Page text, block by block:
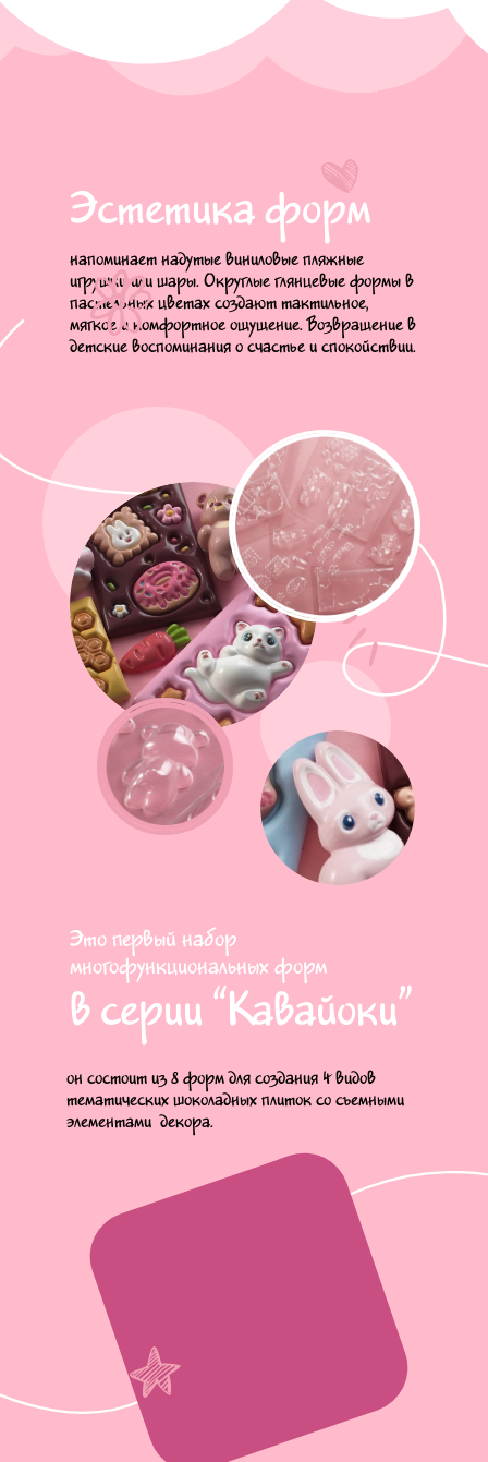
Эстетика форм
напоминает надутые виниловые пляжные
игрушки или шары. Округлые глянцевые формы в
пастельных цветах создают тактильное,
мягкое и комфортное ощущение. Возвращение в
детские воспоминания о счастье и спокойствии.
Это первый набор
многофункциональных форм
в серии “Кавайоки”
он состоит из 8 форм для создания 4 видов
тематических шоколадных плиток со съемными
элементами декора.